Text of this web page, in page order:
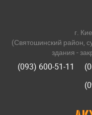
г.
(Святошинский район,
здания -
(093) 600-51-11